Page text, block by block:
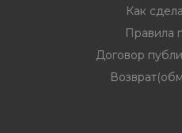
Как
Правила
Договор